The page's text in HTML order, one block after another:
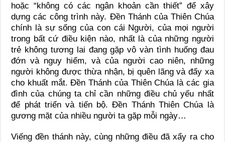
hoặc “không có các ngân khoản cần thiết” để xây
dựng các công trình này. Đền Thánh của Thiên Chúa
chính là sự sống của con cái Người, của mọi người
trong bất cứ điều kiện nào, nhất là của những người
trẻ không tương lai đang gặp vô vàn tình huống đau
đớn và nguy hiểm, và của người cao niên, những
người không được thừa nhận, bị quên lãng và đẩy xa
cho khuất mắt. Đền Thánh của Thiên Chúa là các gia
đình của chúng ta chỉ cần những điều chủ yếu nhất
để phát triển và tiến bộ. Đền Thánh Thiên Chúa là
gương mặt của nhiều người ta gặp mỗi ngày…
Viếng đền thánh này, cùng những điều đã xẩy ra cho